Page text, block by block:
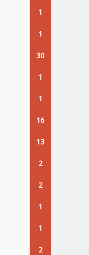
1
1
30
1
1
16
13
2
2
1
1
2